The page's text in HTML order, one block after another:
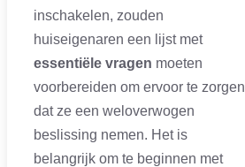
inschakelen, zouden
huiseigenaren een lijst met
essentiële vragen moeten
voorbereiden om ervoor te zorgen
dat ze een weloverwogen
beslissing nemen. Het is
belangrijk om te beginnen met